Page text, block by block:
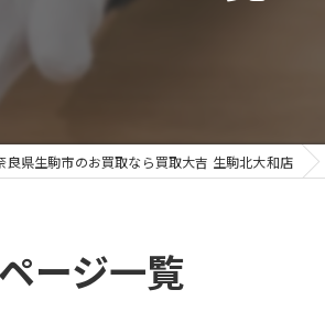
良県生駒市のお買取なら買取大吉 生駒北大和店
ージ一覧